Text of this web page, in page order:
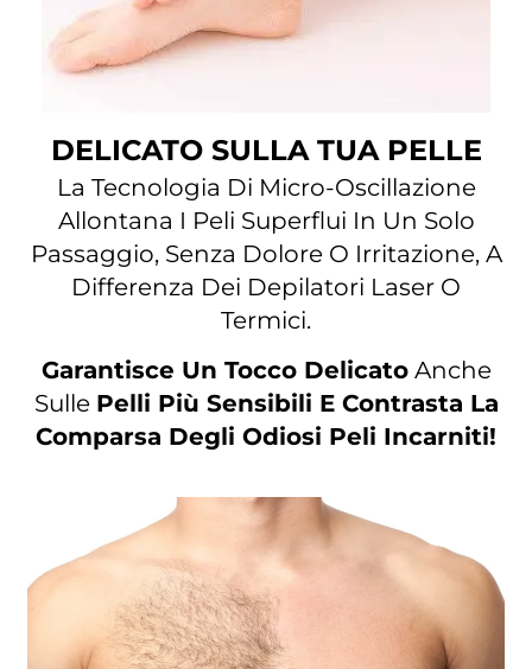
DELICATO SULLA TUA PELLE
La Tecnologia Di Micro-Oscillazione
Allontana I Peli Superflui In Un Solo
Passaggio, Senza Dolore O Irritazione, A
Differenza Dei Depilatori Laser O
Termici.
Garantisce Un Tocco DelicatoAnche
Sulle Pelli Più Sensibili E Contrasta La
Comparsa Degli Odiosi Peli Incarniti!